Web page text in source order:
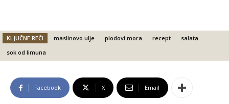
KLJUČNE REČI maslinovo ulje plodovi mora recept
salata
sok od limuna
Facebook X Email